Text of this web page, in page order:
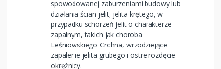
spowodowanej zaburzeniami budowy lub
działania ścian jelit, jelita krętego, w
przypadku schorzeń jelit o charakterze
zapalnym, takich jak choroba
Leśniowskiego-Crohna, wrzodziejące
zapalenie jelita grubego i ostre rozdęcie
okrężnicy.